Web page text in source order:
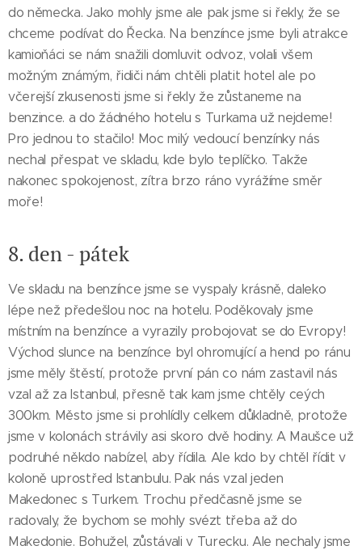
do německa. Jako mohly jsme ale pak jsme si řekly, že se
chceme podívat do Řecka. Na benzínce jsme byli atrakce
kamioňáci se nám snažili domluvit odvoz, volali všem
možným známým, řidiči nám chtěli platit hotel ale po
včerejší zkusenosti jsme si řekly že zůstaneme na
benzince. a do žádného hotelu s Turkama už nejdeme!
Pro jednou to stačilo! Moc milý vedoucí benzínky nás
nechal přespat ve skladu, kde bylo teplíčko. Takže
nakonec spokojenost, zítra brzo ráno vyrážíme směr
moře!
8. den - pátek
Ve skladu na benzínce jsme se vyspaly krásně, daleko
lépe než předešlou noc na hotelu. Poděkovaly jsme
místním na benzínce a vyrazily probojovat se do Evropy!
Východ slunce na benzínce byl ohromující a hend po ránu
jsme měly štěstí, protože první pán co nám zastavil nás
vzal až za Istanbul, přesně tak kam jsme chtěly ceých
300km. Město jsme si prohlídly celkem důkladně, protože
jsme v kolonách strávily asi skoro dvě hodiny. A Maušce už
podruhé někdo nabízel, aby řídila. Ale kdo by chtěl řídit v
koloně uprostřed Istanbulu. Pak nás vzal jeden
Makedonec s Turkem. Trochu předčasně jsme se
radovaly, že bychom se mohly svézt třeba až do
Makedonie. Bohužel, zůstávali v Turecku. Ale nechaly jsme